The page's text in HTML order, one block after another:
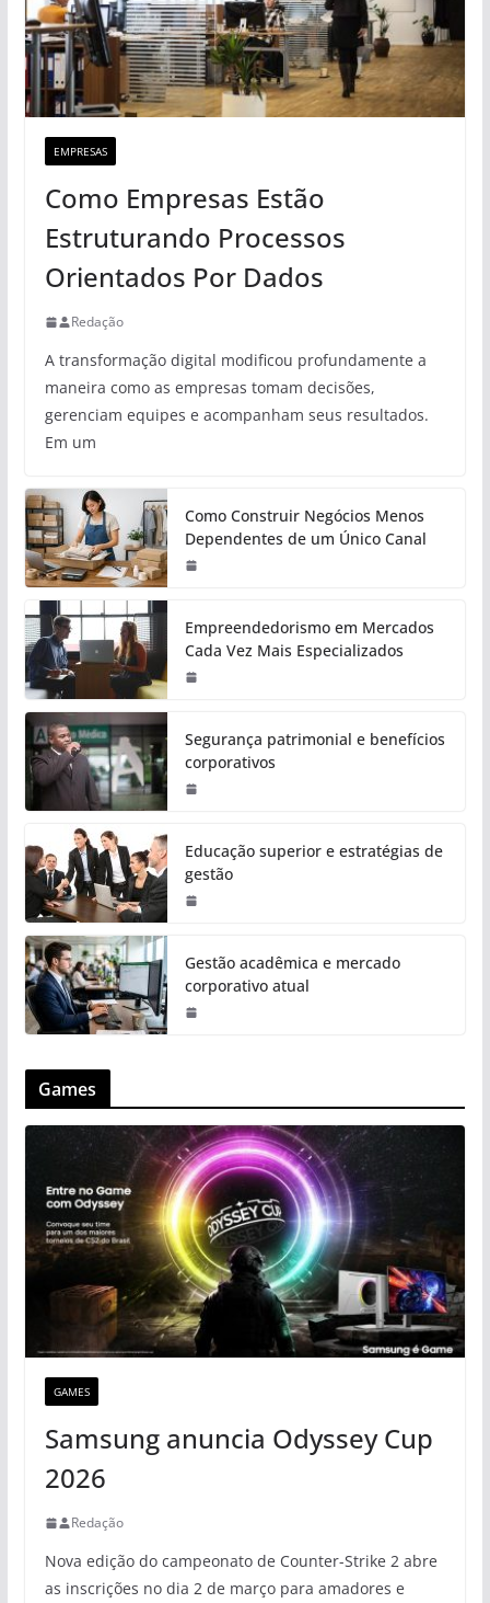
EMPRESAS
Como Empresas Estão
Estruturando Processos
Orientados Por Dados
Redação
A transformação digital modificou profundamente a
maneira como as empresas tomam decisões,
gerenciam equipes e acompanham seus resultados.
Em um
Como Construir Negócios Menos
Dependentes de um Único Canal
Empreendedorismo em Mercados
Cada Vez Mais Especializados
Segurança patrimonial e benefícios
corporativos
Educação superior e estratégias de
gestão
Gestão acadêmica e mercado
corporativo atual
Games
GAMES
Samsung anuncia Odyssey Cup
2026
Redação
Nova edição do campeonato de Counter-Strike 2 abre
as inscrições no dia 2 de março para amadores e